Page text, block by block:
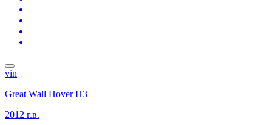
vin
Great Wall Hover H3
2012 г.в.